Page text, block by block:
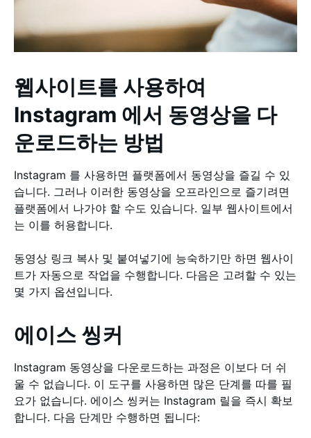
웹사이트를 사용하여
Instagram 에서 동영상을 다
운로드하는 방법
Instagram 를 사용하면 플랫폼에서 동영상을 즐길 수 있
습니다. 그러나 이러한 동영상을 오프라인으로 즐기려면
플랫폼에서 나가야 할 수도 있습니다. 일부 웹사이트에서
는 이를 허용합니다.
동영상 링크 복사 및 붙여넣기에 능숙하기만 하면 웹사이
트가 자동으로 작업을 수행합니다. 다음은 고려할 수 있는
몇 가지 옵션입니다.
에이스 씽커
Instagram 동영상을 다운로드하는 과정은 이보다 더 쉬
울 수 없습니다. 이 도구를 사용하면 많은 단계를 따를 필
요가 없습니다. 에이스 씽커는 Instagram 릴을 즉시 확보
합니다. 다음 단계만 수행하면 됩니다: